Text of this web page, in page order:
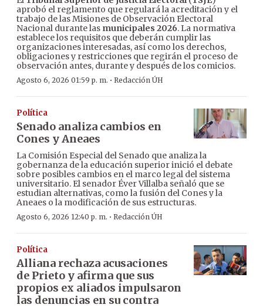
aprobó el reglamento que regulará la acreditación y el
trabajo de las Misiones de Observación Electoral
Nacional durante las municipales 2026. La normativa
establece los requisitos que deberán cumplir las
organizaciones interesadas, así como los derechos,
obligaciones y restricciones que regirán el proceso de
observación antes, durante y después de los comicios.
Agosto 6, 2026 01:59 p. m. · Redacción ÚH
Política
Senado analiza cambios en
Cones y Aneaes
La Comisión Especial del Senado que analiza la
gobernanza de la educación superior inició el debate
sobre posibles cambios en el marco legal del sistema
universitario. El senador Éver Villalba señaló que se
estudian alternativas, como la fusión del Cones y la
Aneaes o la modificación de sus estructuras.
Agosto 6, 2026 12:40 p. m. · Redacción ÚH
Política
Alliana rechaza acusaciones
de Prieto y afirma que sus
propios ex aliados impulsaron
las denuncias en su contra